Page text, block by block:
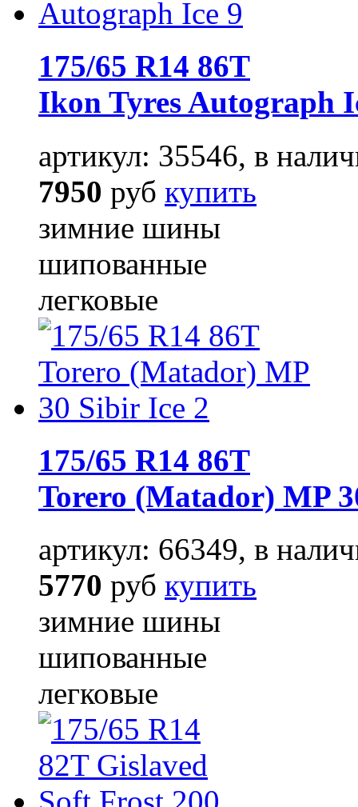
175/65 R14 86T
Ikon Tyres Autograph
артикул: 35546, в
7950 руб купить
зимние шины
шипованные
легковые
175/65 R14 86T
Torero (Matador) MP
артикул: 66349, в
5770 руб купить
зимние шины
шипованные
легковые